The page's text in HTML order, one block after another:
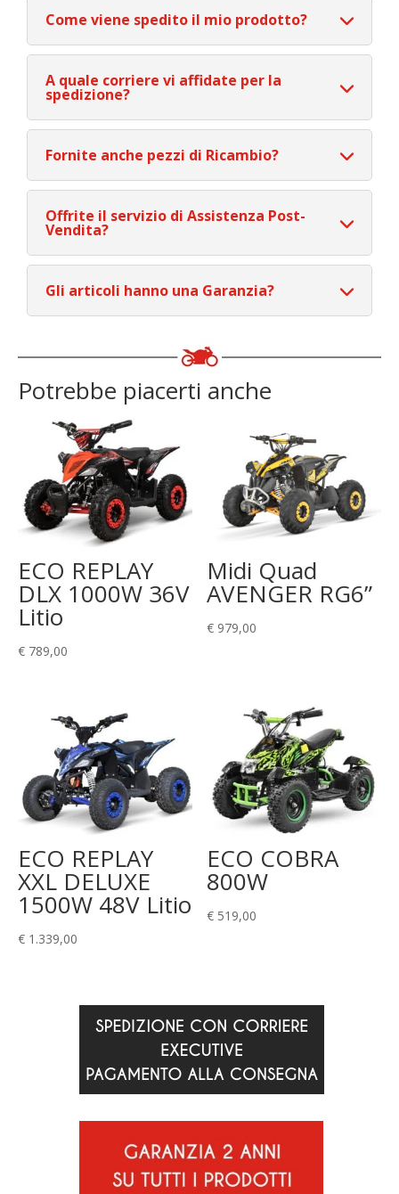
Come viene spedito il mio prodotto?
A quale corriere vi affidate per la
spedizione?
Fornite anche pezzi di Ricambio?
Offrite il servizio di Assistenza Post-
Vendita?
Gli articoli hanno una Garanzia?
Potrebbe piacerti anche
ECO REPLAY
DLX 1000W 36V
Litio
€ 789,00
Midi Quad
AVENGER RG6”
€ 979,00
ECO REPLAY
XXL DELUXE
1500W 48V Litio
€ 1.339,00
ECO COBRA
800W
€ 519,00